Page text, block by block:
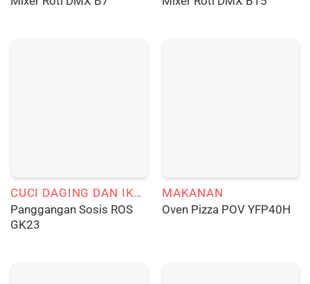
CUCI DAGING DAN IKAN
Panggangan Sosis ROS
GK23
MAKANAN
Oven Pizza POV YFP40H